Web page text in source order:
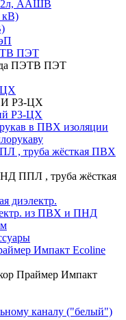
ААШВ
кВ)
ПЭТ
ПЭТВ ПЭТ
ЦХ
РЗ-ЦХ
Р3-ЦХ
в ПВХ изоляции
, труба жёсткая ПВХ
ППЛ , труба жёсткая
диэлектр.
из ПВХ и ПНД
Импакт Ecoline
Праймер Импакт
каналу ("белый")